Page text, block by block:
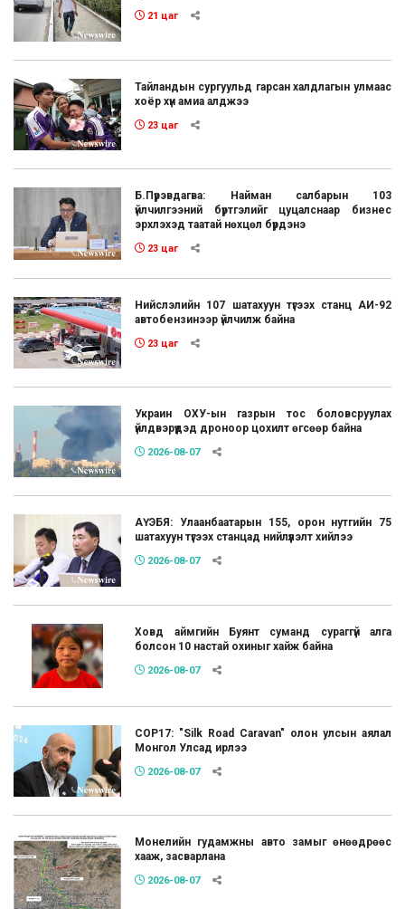
21 цаг
Тайландын сургуульд гарсан халдлагын улмаас
хоёр хүн амиа алджээ
23 цаг
Б.Пүрэвдагва: Найман салбарын 103
үйлчилгээний бүртгэлийг цуцалснаар бизнес
эрхлэхэд таатай нөхцөл бүрдэнэ
23 цаг
Нийслэлийн 107 шатахуун түгээх станц АИ-92
автобензинээр үйлчилж байна
23 цаг
Украин ОХУ-ын газрын тос боловсруулах
үйлдвэрүүдэд дроноор цохилт өгсөөр байна
2026-08-07
АҮЭБЯ: Улаанбаатарын 155, орон нутгийн 75
шатахуун түгээх станцад нийлүүлэлт хийлээ
2026-08-07
Ховд аймгийн Буянт суманд сураггүй алга
болсон 10 настай охиныг хайж байна
2026-08-07
COP17: "Silk Road Caravan" олон улсын аялал
Монгол Улсад ирлээ
2026-08-07
Монелийн гудамжны авто замыг өнөөдрөөс
хааж, засварлана
2026-08-07